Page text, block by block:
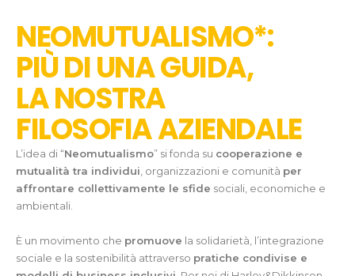
NEOMUTUALISMO*:
PIÙ DI UNA GUIDA,
LA NOSTRA
FILOSOFIA AZIENDALE
L’idea di “Neomutualismo” si fonda su cooperazione e
mutualità tra individui , organizzazioni e comunità per
affrontare collettivamente le sfide sociali, economiche e
ambientali.
È un movimento che promuove la solidarietà, l’integrazione
sociale e la sostenibilità attraverso pratiche condivise e